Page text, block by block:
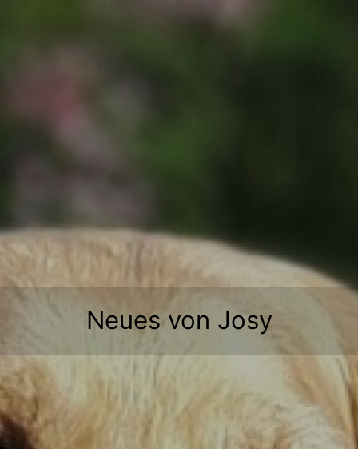
Neues von Josy